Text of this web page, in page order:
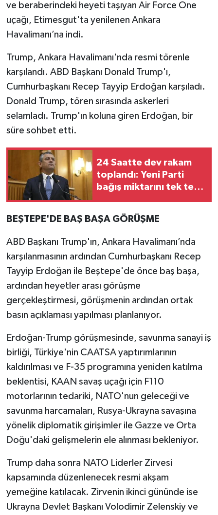
ve beraberindeki heyeti taşıyan Air Force One
uçağı, Etimesgut'ta yenilenen Ankara
Havalimanı’na indi.
Trump, Ankara Havalimanı'nda resmi törenle
karşılandı. ABD Başkanı Donald Trump'ı,
Cumhurbaşkanı Recep Tayyip Erdoğan karşıladı.
Donald Trump, tören sırasında askerleri
selamladı. Trump'ın koluna giren Erdoğan, bir
süre sohbet etti.
24 Saatte dev rakam
toplandı: Yeni Parti
bağış miktarını tek tek
BEŞTEPE'DE BAŞ BAŞA GÖRÜŞME
ABD Başkanı Trump'ın, Ankara Havalimanı’nda
karşılanmasının ardından Cumhurbaşkanı Recep
Tayyip Erdoğan ile Beştepe'de önce baş başa,
ardından heyetler arası görüşme
gerçekleştirmesi, görüşmenin ardından ortak
basın açıklaması yapılması planlanıyor.
Erdoğan-Trump görüşmesinde, savunma sanayi iş
birliği, Türkiye'nin CAATSA yaptırımlarının
kaldırılması ve F-35 programına yeniden katılma
beklentisi, KAAN savaş uçağı için F110
motorlarının tedariki, NATO'nun geleceği ve
savunma harcamaları, Rusya-Ukrayna savaşına
yönelik diplomatik girişimler ile Gazze ve Orta
Doğu'daki gelişmelerin ele alınması bekleniyor.
Trump daha sonra NATO Liderler Zirvesi
kapsamında düzenlenecek resmi akşam
yemeğine katılacak. Zirvenin ikinci gününde ise
Ukrayna Devlet Başkanı Volodimir Zelenskiy ve
YAŞAM
KÜLTÜR SANAT